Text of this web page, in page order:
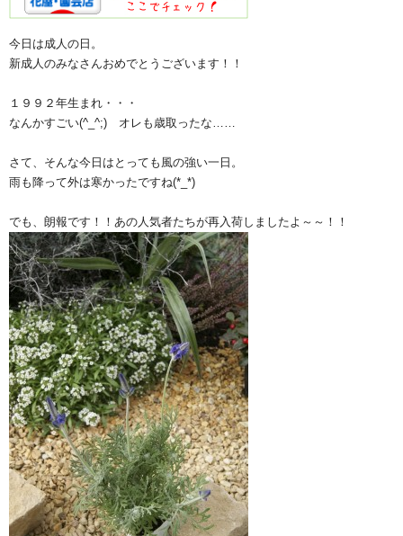
今日は成人の日。
新成人のみなさんおめでとうございます！！
１９９２年生まれ・・・
なんかすごい(^_^;) オレも歳取ったな……
さて、そんな今日はとっても風の強い一日。
雨も降って外は寒かったですね(*_*)
でも、朗報です！！あの人気者たちが再入荷しましたよ～～！！